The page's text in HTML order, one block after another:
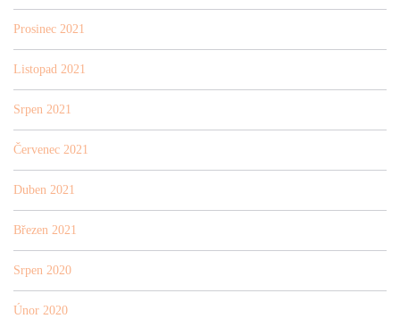
Prosinec 2021
Listopad 2021
Srpen 2021
Červenec 2021
Duben 2021
Březen 2021
Srpen 2020
Únor 2020